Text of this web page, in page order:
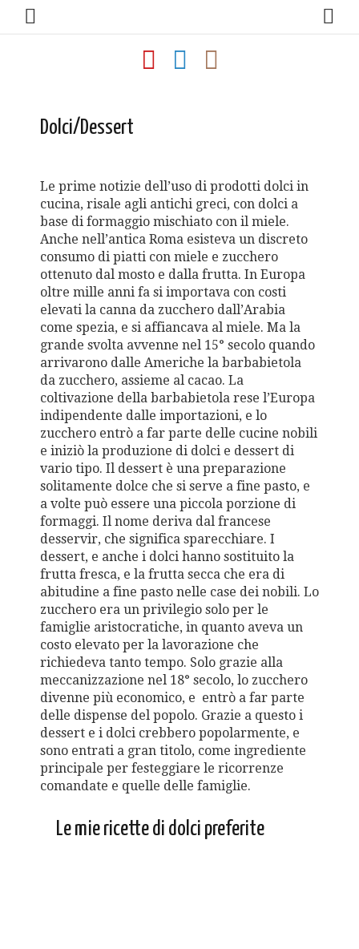
Dolci/Dessert
Le prime notizie dell’uso di prodotti dolci in
cucina, risale agli antichi greci, con dolci a
base di formaggio mischiato con il miele.
Anche nell’antica Roma esisteva un discreto
consumo di piatti con miele e zucchero
ottenuto dal mosto e dalla frutta. In Europa
oltre mille anni fa si importava con costi
elevati la canna da zucchero dall’Arabia
come spezia, e si affiancava al miele. Ma la
grande svolta avvenne nel 15° secolo quando
arrivarono dalle Americhe la barbabietola
da zucchero, assieme al cacao. La
coltivazione della barbabietola rese l’Europa
indipendente dalle importazioni, e lo
zucchero entrò a far parte delle cucine nobili
e iniziò la produzione di dolci e dessert di
vario tipo. Il dessert è una preparazione
solitamente dolce che si serve a fine pasto, e
a volte può essere una piccola porzione di
formaggi. Il nome deriva dal francese
desservir, che significa sparecchiare. I
dessert, e anche i dolci hanno sostituito la
frutta fresca, e la frutta secca che era di
abitudine a fine pasto nelle case dei nobili. Lo
zucchero era un privilegio solo per le
famiglie aristocratiche, in quanto aveva un
costo elevato per la lavorazione che
richiedeva tanto tempo. Solo grazie alla
meccanizzazione nel 18° secolo, lo zucchero
divenne più economico, e entrò a far parte
delle dispense del popolo. Grazie a questo i
dessert e i dolci crebbero popolarmente, e
sono entrati a gran titolo, come ingrediente
principale per festeggiare le ricorrenze
comandate e quelle delle famiglie.
Le mie ricette di dolci preferite